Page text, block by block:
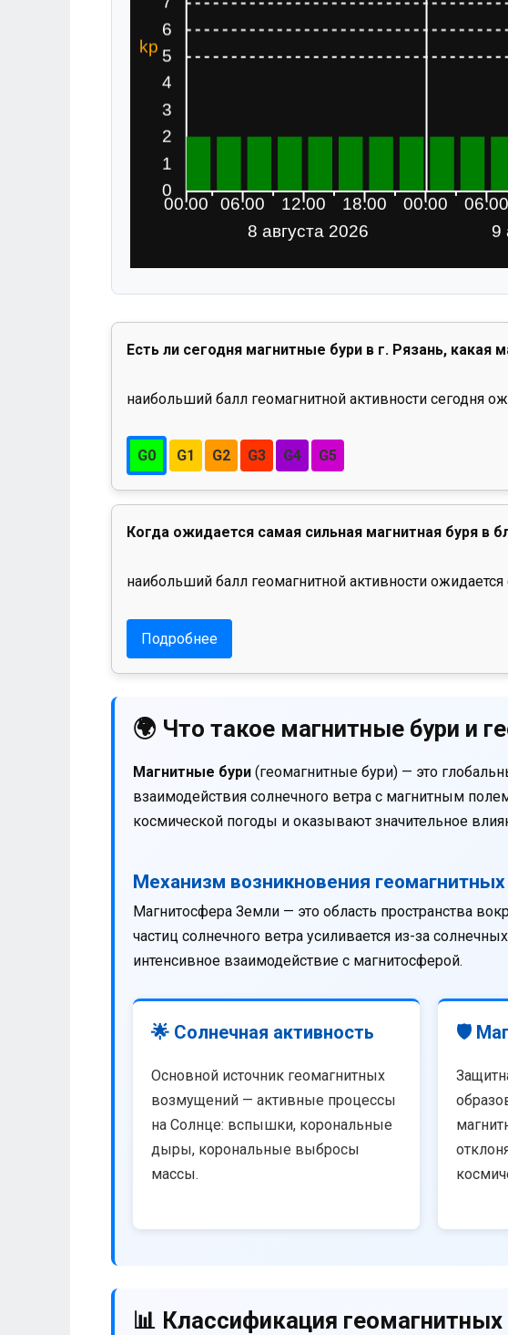
Есть ли сегодня магнитные бури в г. Рязань, какая
наибольший балл геомагнитной активности сегодня
G0 G1 G2 G3 G4 G5
Когда ожидается самая сильная магнитная буря в
наибольший балл геомагнитной активности ожидается
Подробнее
🌍 Что такое магнитные бури и
Магнитные бури (геомагнитные бури) — это
взаимодействия солнечного ветра с магнитным
космической погоды и оказывают значительное
Механизм возникновения
Магнитосфера Земли — это область пространства
частиц солнечного ветра усиливается из-за
интенсивное взаимодействие с магнитосферой.
🌟 Солнечная активность
Основной источник геомагнитных
возмущений — активные процессы
на Солнце: вспышки, корональные
дыры, корональные выбросы
массы.
🛡️
📊 Классификация